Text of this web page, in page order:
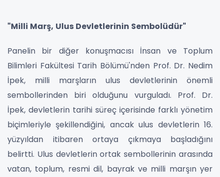
"Milli Marş, Ulus Devletlerinin Sembolüdür"
Panelin bir diğer konuşmacısı İnsan ve Toplum
Bilimleri Fakültesi Tarih Bölümü'nden Prof. Dr. Nedim
İpek, milli marşların ulus devletlerinin önemli
sembollerinden biri olduğunu vurguladı. Prof. Dr.
İpek, devletlerin tarihi süreç içerisinde farklı yönetim
biçimleriyle şekillendiğini, ancak ulus devletlerin 16.
yüzyıldan itibaren ortaya çıkmaya başladığını
belirtti. Ulus devletlerin ortak sembollerinin arasında
vatan, toplum, resmi dil, bayrak ve milli marşın yer